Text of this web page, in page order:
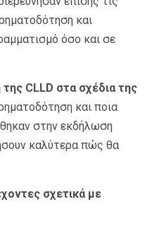
και
όσο και σε
CLLD στα σχέδια της
και ποια
στην εκδήλωση
καλύτερα πώς θα
σχετικά με